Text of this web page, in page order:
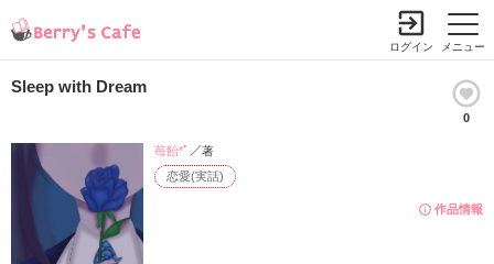
メニュー
ログイン
Sleep with Dream
0
作品情報
恋愛(実話)
苺飴*ﾟ ／著